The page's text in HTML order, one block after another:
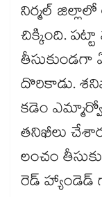
నిర్మల్
చిక్కింది.
తీసుకుండగా
దొరికాడు.
కడెం
తనిఖీలు
లంచం
రెడ్ హ్యాండెడ్